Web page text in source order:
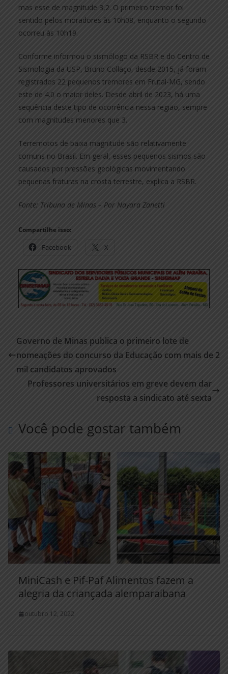
mas esse de magnitude 3,2. O primeiro tremor foi
sentido pelos moradores às 10h08, enquanto o segundo
ocorreu às 10h19.
Conforme informou o sismólogo da RSBR e do Centro de
Sismologia da USP, Bruno Collaço, desde 2015, já foram
registrados 22 pequenos tremores em Frutal-MG, sendo
este de 4.0 o maior deles. Desde abril de 2023, há uma
sequência deste tipo de ocorrência nessa região, sempre
com magnitudes menores que 3.
Terremotos de baixa magnitude são relativamente
comuns no Brasil. Em geral, esses pequenos sismos são
causados por pressões geológicas movimentando
pequenas fraturas na crosta terrestre, explica a RSBR.
Fonte: Tribuna de Minas – Por Nayara Zanetti
Compartilhe isso:
Facebook X
Governo de Minas publica o primeiro lote de
nomeações do concurso da Educação com mais de 2
mil candidatos aprovados
Professores universitários em greve devem dar
resposta a sindicato até sexta
Você pode gostar também
MiniCash e Pif-Paf Alimentos fazem a
alegria da criançada alemparaibana
outubro 12, 2022